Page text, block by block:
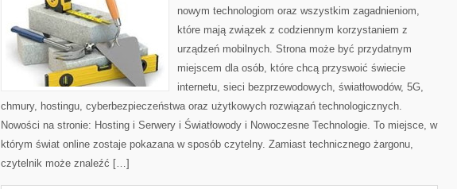
nowym technologiom oraz wszystkim zagadnieniom,
które mają związek z codziennym korzystaniem z
urządzeń mobilnych. Strona może być przydatnym
miejscem dla osób, które chcą przyswoić świecie
internetu, sieci bezprzewodowych, światłowodów, 5G,
chmury, hostingu, cyberbezpieczeństwa oraz użytkowych rozwiązań technologicznych.
Nowości na stronie: Hosting i Serwery i Światłowody i Nowoczesne Technologie. To miejsce, w
którym świat online zostaje pokazana w sposób czytelny. Zamiast technicznego żargonu,
czytelnik może znaleźć […]